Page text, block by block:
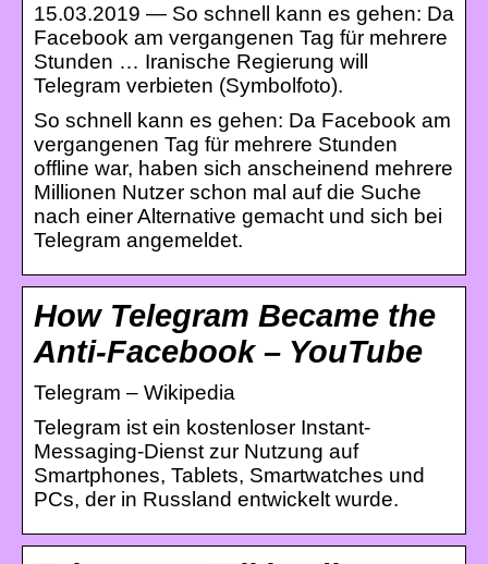
15.03.2019 — So schnell kann es gehen: Da
Facebook am vergangenen Tag für mehrere
Stunden … Iranische Regierung will
Telegram verbieten (Symbolfoto).
So schnell kann es gehen: Da Facebook am
vergangenen Tag für mehrere Stunden
offline war, haben sich anscheinend mehrere
Millionen Nutzer schon mal auf die Suche
nach einer Alternative gemacht und sich bei
Telegram angemeldet.
How Telegram Became the
Anti-Facebook – YouTube
Telegram – Wikipedia
Telegram ist ein kostenloser Instant-
Messaging-Dienst zur Nutzung auf
Smartphones, Tablets, Smartwatches und
PCs, der in Russland entwickelt wurde.